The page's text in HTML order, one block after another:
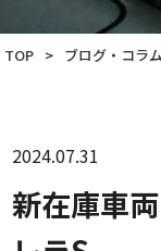
TOP > ブログ・コラム
2024.07.31
新在庫車